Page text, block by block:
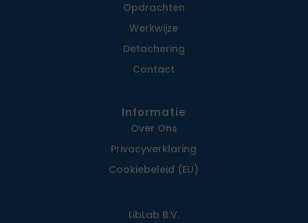
Opdrachten
Werkwijze
Detachering
Contact
Informatie
Over Ons
Privacy­verklaring
Cookiebeleid (EU)
LibLab B.V.